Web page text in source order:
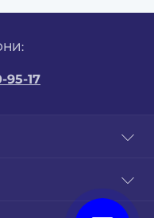
95-17
1. Сайт бізнес-